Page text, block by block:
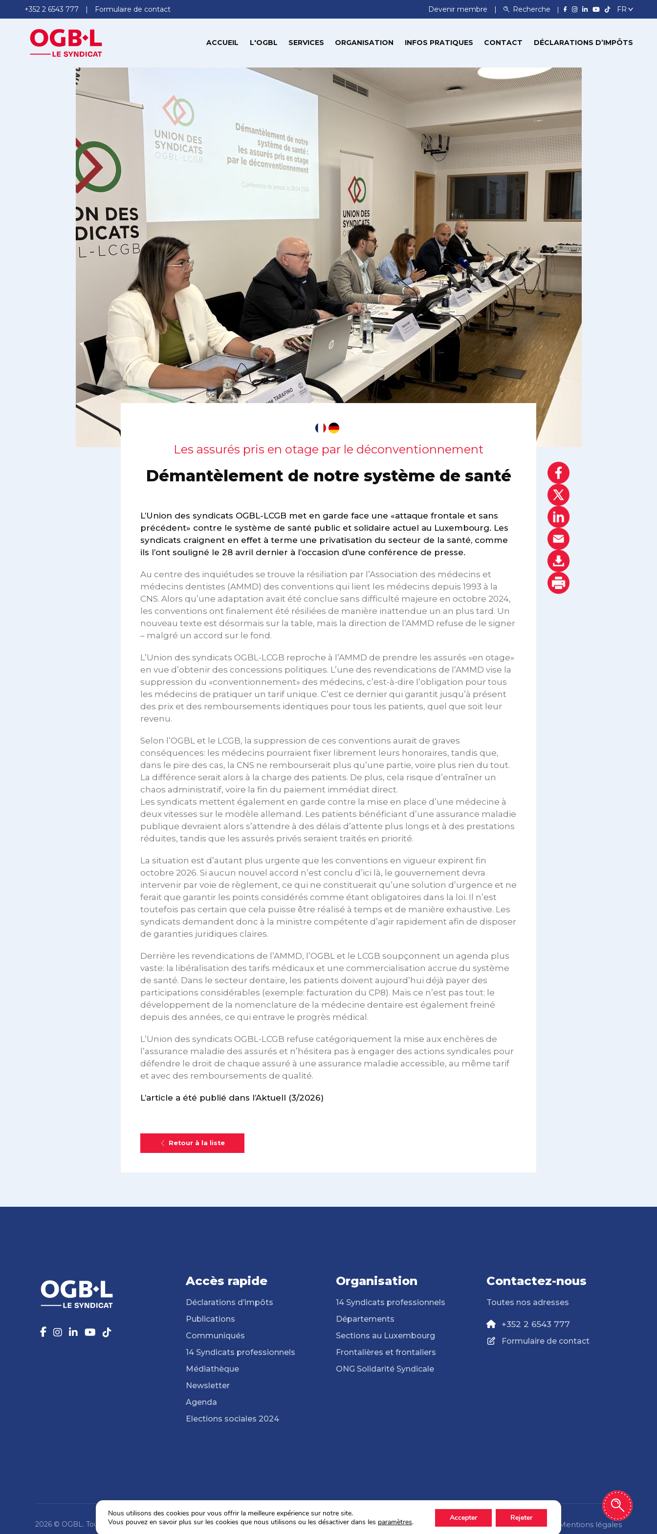
+352 2 6543 777 Formulaire de contact Devenir membre Recherche
ACCUEIL L'OGBL SERVICES ORGANISATION INFOS PRATIQUES CONTACT DÉCLARATIONS D’IMPÔTS
Les assurés pris en otage par le déconventionnement
Démantèlement de notre système de santé
L’Union des syndicats OGBL-LCGB met en garde face une «attaque frontale et sans
précédent» contre le système de santé public et solidaire actuel au Luxembourg. Les
syndicats craignent en effet à terme une privatisation du secteur de la santé, comme
ils l’ont souligné le 28 avril dernier à l’occasion d’une conférence de presse.
Au centre des inquiétudes se trouve la résiliation par l’Association des médecins et
médecins dentistes (AMMD) des conventions qui lient les médecins depuis 1993 à la
CNS. Alors qu’une adaptation avait été conclue sans difficulté majeure en octobre 2024,
les conventions ont finalement été résiliées de manière inattendue un an plus tard. Un
nouveau texte est désormais sur la table, mais la direction de l’AMMD refuse de le signer
– malgré un accord sur le fond.
L’Union des syndicats OGBL-LCGB reproche à l’AMMD de prendre les assurés «en otage»
en vue d’obtenir des concessions politiques. L’une des revendications de l’AMMD vise la
suppression du «conventionnement» des médecins, c’est-à-dire l’obligation pour tous
les médecins de pratiquer un tarif unique. C’est ce dernier qui garantit jusqu’à présent
des prix et des remboursements identiques pour tous les patients, quel que soit leur
revenu.
Selon l’OGBL et le LCGB, la suppression de ces conventions aurait de graves
conséquences: les médecins pourraient fixer librement leurs honoraires, tandis que,
dans le pire des cas, la CNS ne rembourserait plus qu’une partie, voire plus rien du tout.
La différence serait alors à la charge des patients. De plus, cela risque d’entraîner un
chaos administratif, voire la fin du paiement immédiat direct.
Les syndicats mettent également en garde contre la mise en place d’une médecine à
deux vitesses sur le modèle allemand. Les patients bénéficiant d’une assurance maladie
publique devraient alors s’attendre à des délais d’attente plus longs et à des prestations
réduites, tandis que les assurés privés seraient traités en priorité.
La situation est d’autant plus urgente que les conventions en vigueur expirent fin
octobre 2026. Si aucun nouvel accord n’est conclu d’ici là, le gouvernement devra
intervenir par voie de règlement, ce qui ne constituerait qu’une solution d’urgence et ne
ferait que garantir les points considérés comme étant obligatoires dans la loi. Il n’est
toutefois pas certain que cela puisse être réalisé à temps et de manière exhaustive. Les
syndicats demandent donc à la ministre compétente d’agir rapidement afin de disposer
de garanties juridiques claires.
Derrière les revendications de l’AMMD, l’OGBL et le LCGB soupçonnent un agenda plus
vaste: la libéralisation des tarifs médicaux et une commercialisation accrue du système
de santé. Dans le secteur dentaire, les patients doivent aujourd’hui déjà payer des
participations considérables (exemple: facturation du CP8). Mais ce n’est pas tout: le
développement de la nomenclature de la médecine dentaire est également freiné
depuis des années, ce qui entrave le progrès médical.
L’Union des syndicats OGBL-LCGB refuse catégoriquement la mise aux enchères de
l’assurance maladie des assurés et n’hésitera pas à engager des actions syndicales pour
défendre le droit de chaque assuré à une assurance maladie accessible, au même tarif
et avec des remboursements de qualité.
L’article a été publié dans l’Aktuell (3/2026)
Retour à la liste
Accès rapide
Déclarations d’impôts
Publications
Communiqués
14 Syndicats professionnels
Médiathèque
Newsletter
Agenda
Elections sociales 2024
Organisation
14 Syndicats professionnels
Départements
Sections au Luxembourg
Frontalières et frontaliers
ONG Solidarité Syndicale
Contactez-nous
Toutes nos adresses
+352 2 6543 777
Formulaire de contact
Politique de confidentialité Mentions légales
2026 © OGBL. Tous droits réservés.
Nous utilisons des cookies pour vous offrir la meilleure expérience sur notre site.
Vous pouvez en savoir plus sur les cookies que nous utilisons ou les désactiver dans les paramètres. Accepter Rejeter